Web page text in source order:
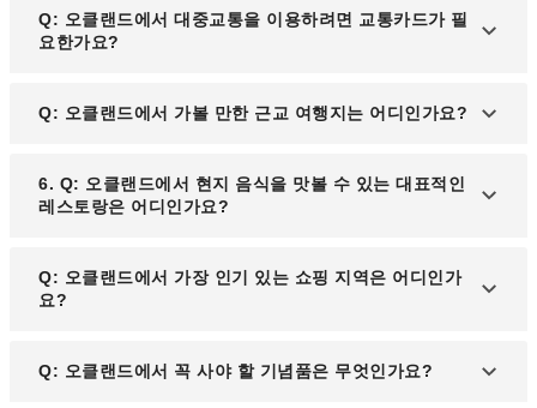
분에 해변과 야외 액티비티를 즐기기에 적합합니다.
A: 오클랜드 시내 중심부인 퀸스트리트 주변은 대중
교통 이용이 편리하고 쇼핑, 레스토랑 등이 밀집해 있
추천합니다.
Q: 오클랜드에서 대중교통을 이용하려면 교통카드가 필
요한가요?
A: 오클랜드의 대중교통 이용을 위해서는 AT 홉 카드
권보다 요금이 저렴합니다.
Q: 오클랜드에서 가볼 만한 근교 여행지는 어디인가요?
A: 오클랜드에서 당일치기 여행이 가능한 인기 근교
여행지로는 와이헤케 섬(Waiheke Island), 로토루아
있습니다.
6. Q: 오클랜드에서 현지 음식을 맛볼 수 있는 대표적인
레스토랑은 어디인가요?
A: 오클랜드에서는 신선한 해산물과 뉴질랜드 전통
요리를 맛볼 수 있습니다. 특히 '오이스터 앤 초콜릿
는 레스토랑으로 평가받고 있습니다.
Q: 오클랜드에서 가장 인기 있는 쇼핑 지역은 어디인가
요?
A: 오클랜드에서 쇼핑을 즐기기 좋은 곳으로는 퀸스
Q: 오클랜드에서 꼭 사야 할 기념품은 무엇인가요?